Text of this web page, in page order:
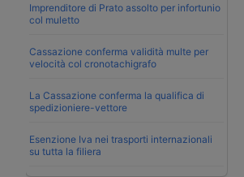
Imprenditore di Prato assolto per infortunio
col muletto
Cassazione conferma validità multe per
velocità col cronotachigrafo
La Cassazione conferma la qualifica di
spedizioniere-vettore
Esenzione Iva nei trasporti internazionali
su tutta la filiera